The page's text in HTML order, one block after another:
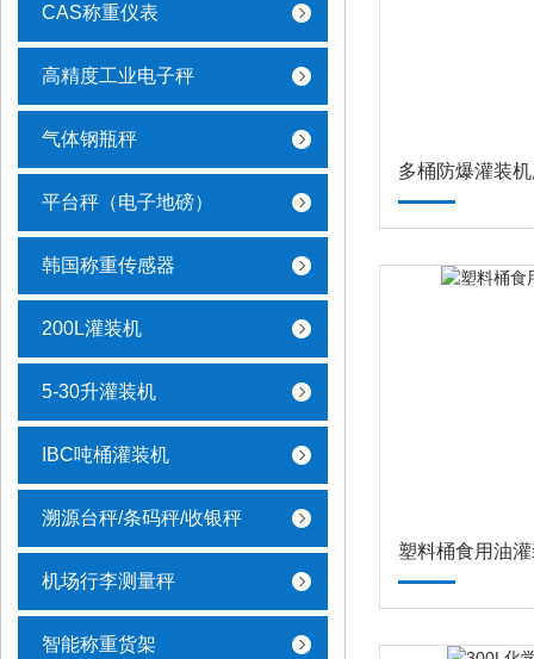
CAS称重仪表
高精度工业电子秤
气体钢瓶秤
平台秤（电子地磅）
韩国称重传感器
200L灌装机
5-30升灌装机
IBC吨桶灌装机
溯源台秤/条码秤/收银秤
机场行李测量秤
智能称重货架
多桶防爆灌装
塑料桶食用油